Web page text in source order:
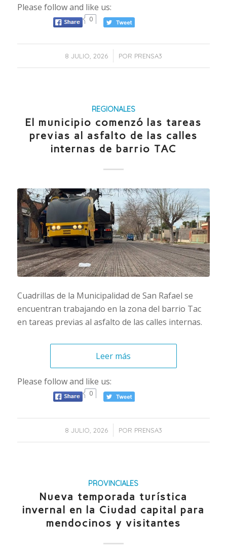
Please follow and like us:
0
8 JULIO, 2026
/ POR PRENSA3
REGIONALES
El municipio comenzó las tareas
previas al asfalto de las calles
internas de barrio TAC
Cuadrillas de la Municipalidad de San Rafael se
encuentran trabajando en la zona del barrio Tac
en tareas previas al asfalto de las calles internas.
Leer más
Please follow and like us:
0
8 JULIO, 2026
/ POR PRENSA3
PROVINCIALES
Nueva temporada turística
invernal en la Ciudad capital para
mendocinos y visitantes